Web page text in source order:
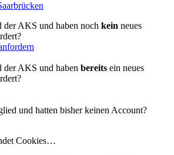
der AKS und haben noch kein neues
der AKS und haben bereits ein neues
und hatten bisher keinen Account?
Cookies…